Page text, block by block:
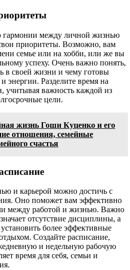
между личной жизнью
приоритеты. Возможно, вам
семье или на хобби, или же вы
успеху. Очень важно понять,
в своей жизни и чему готовы
энергии. Разделите время на
учитывая важность каждой из
цели.
жизнь Гоши Куценко и его
отношения, семейные
счастья
и карьерой можно достичь с
Оно поможет вам эффективно
между работой и жизнью. Важно
отсутствие дисциплины, а
более эффективные
Создайте расписание,
и недельную рабочую
время для себя, семьи и